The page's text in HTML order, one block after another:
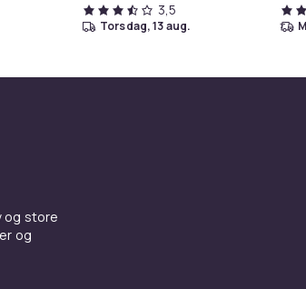
3,5
torsdag, 13 aug.
og store
og